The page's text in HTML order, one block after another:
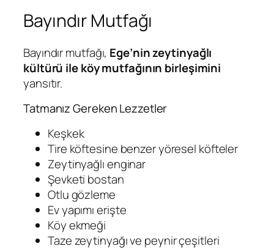
Bayındır Mutfağı
Bayındır mutfağı, Ege’nin zeytinyağlı
kültürü ile köy mutfağının birleşimini
yansıtır.
Tatmanız Gereken Lezzetler
Keşkek
Tire köftesine benzer yöresel köfteler
Zeytinyağlı enginar
Şevketi bostan
Otlu gözleme
Ev yapımı erişte
Köy ekmeği
Taze zeytinyağı ve peynir çeşitleri